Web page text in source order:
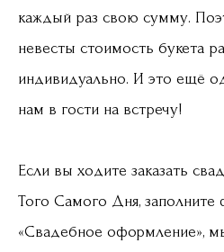
каждый раз свою сумму.
невесты стоимость букета
индивидуально. И это ещё
нам в гости на встречу!
Если вы ходите заказать
Того Самого Дня,
«Свадебное оформление»,